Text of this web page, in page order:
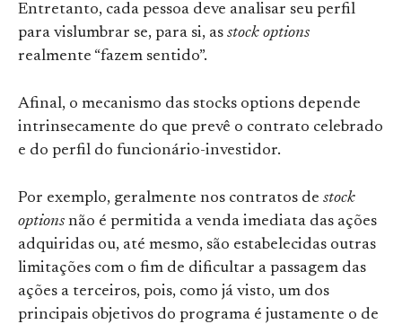
Entretanto, cada pessoa deve analisar seu perfil
para vislumbrar se, para si, as stock options
realmente “fazem sentido”.
Afinal, o mecanismo das stocks options depende
intrinsecamente do que prevê o contrato celebrado
e do perfil do funcionário-investidor.
Por exemplo, geralmente nos contratos de stock
options não é permitida a venda imediata das ações
adquiridas ou, até mesmo, são estabelecidas outras
limitações com o fim de dificultar a passagem das
ações a terceiros, pois, como já visto, um dos
principais objetivos do programa é justamente o de